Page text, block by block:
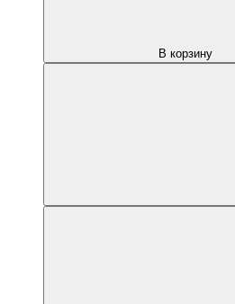
В корзину